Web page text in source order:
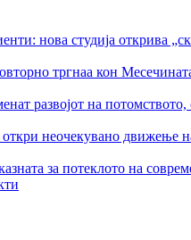
нова студија открива
тргнаа кон
развојот на потомството,
неочекувано движење
за потеклото на